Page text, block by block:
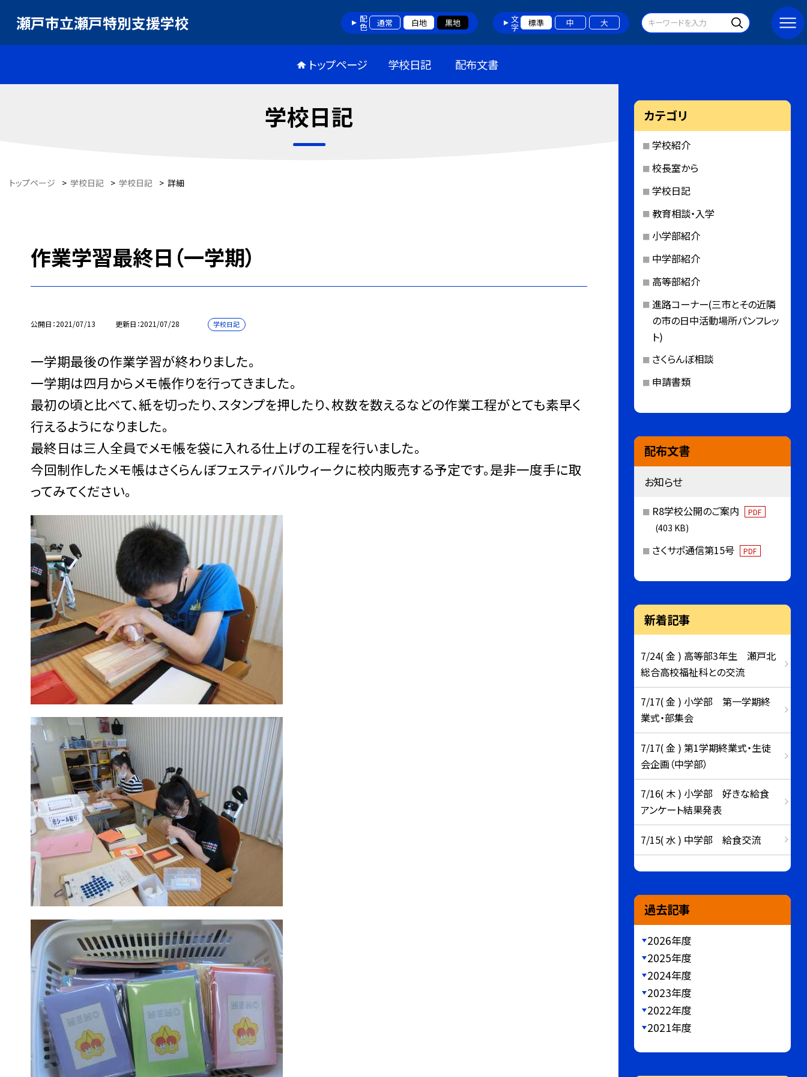
瀬戸市立瀬戸特別支援学校 配色 通常 白地 黒地 文字 標準 中 大
トップページ 学校日記 配布文書
学校日記
トップページ > 学校日記 > 学校日記 > 詳細
作業学習最終日（一学期）
公開日 2021/07/13 更新日 2021/07/28 学校日記
一学期最後の作業学習が終わりました。
一学期は四月からメモ帳作りを行ってきました。
最初の頃と比べて、紙を切ったり、スタンプを押したり、枚数を数えるなどの作業工程がとても素早く
行えるようになりました。
最終日は三人全員でメモ帳を袋に入れる仕上げの工程を行いました。
今回制作したメモ帳はさくらんぼフェスティバルウィークに校内販売する予定です。是非一度手に取
ってみてください。
カテゴリ
学校紹介
校長室から
学校日記
教育相談・入学
小学部紹介
中学部紹介
高等部紹介
進路コーナー(三市とその近隣
の市の日中活動場所パンフレッ
ト)
さくらんぼ相談
申請書類
配布文書
お知らせ
R8学校公開のご案内 PDF
(403 KB)
さくサポ通信第15号 PDF
新着記事
7/24( 金 ) 高等部3年生 瀬戸北
総合高校福祉科との交流
7/17( 金 ) 小学部 第一学期終
業式・部集会
7/17( 金 ) 第1学期終業式・生徒
会企画（中学部）
7/16( 木 ) 小学部 好きな給食
アンケート結果発表
7/15( 水 ) 中学部 給食交流
過去記事
2026年度
2025年度
2024年度
2023年度
2022年度
2021年度